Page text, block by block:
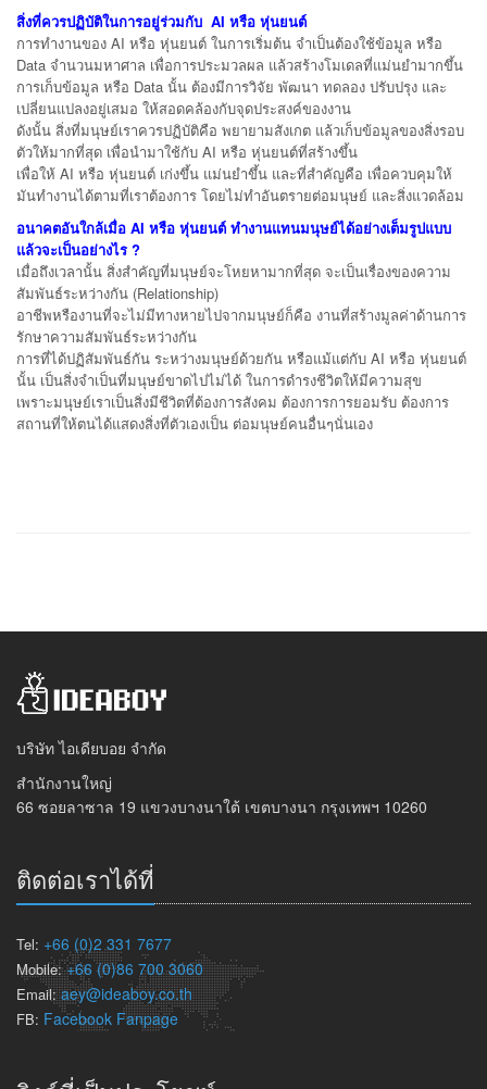
สิ่งที่ควรปฏิบัติในการอยู่ร่วมกับ AI หรือ หุ่นยนต์
การทำงานของ AI หรือ หุ่นยนต์ ในการเริ่มต้น จำเป็นต้องใช้ข้อมูล หรือ
Data จำนวนมหาศาล เพื่อการประมวลผล แล้วสร้างโมเดลที่แม่นยำมากขึ้น
การเก็บข้อมูล หรือ Data นั้น ต้องมีการวิจัย พัฒนา ทดลอง ปรับปรุง และ
เปลี่ยนแปลงอยู่เสมอ ให้สอดคล้องกับจุดประสงค์ของงาน
ดังนั้น สิ่งที่มนุษย์เราควรปฏิบัติคือ พยายามสังเกต แล้วเก็บข้อมูลของสิ่งรอบ
ตัวให้มากที่สุด เพื่อนำมาใช้กับ AI หรือ หุ่นยนต์ที่สร้างขึ้น
เพื่อให้ AI หรือ หุ่นยนต์ เก่งขึ้น แม่นยำขึ้น และที่สำคัญคือ เพื่อควบคุมให้
มันทำงานได้ตามที่เราต้องการ โดยไม่ทำอันตรายต่อมนุษย์ และสิ่งแวดล้อม
อนาคตอันใกล้เมื่อ AI หรือ หุ่นยนต์ ทำงานแทนมนุษย์ได้อย่างเต็มรูปแบบ
แล้วจะเป็นอย่างไร ?
เมื่อถึงเวลานั้น สิ่งสำคัญที่มนุษย์จะโหยหามากที่สุด จะเป็นเรื่องของความ
สัมพันธ์ระหว่างกัน (Relationship)
อาชีพหรืองานที่จะไม่มีทางหายไปจากมนุษย์ก็คือ งานที่สร้างมูลค่าด้านการ
รักษาความสัมพันธ์ระหว่างกัน
การที่ได้ปฏิสัมพันธ์กัน ระหว่างมนุษย์ด้วยกัน หรือแม้แต่กับ AI หรือ หุ่นยนต์
นั้น เป็นสิ่งจำเป็นที่มนุษย์ขาดไปไม่ได้ ในการดำรงชีวิตให้มีความสุข
เพราะมนุษย์เราเป็นสิ่งมีชีวิตที่ต้องการสังคม ต้องการการยอมรับ ต้องการ
สถานที่ให้ตนได้แสดงสิ่งที่ตัวเองเป็น ต่อมนุษย์คนอื่นๆนั่นเอง
บริษัท ไอเดียบอย จำกัด
สำนักงานใหญ่
66 ซอยลาซาล 19 แขวงบางนาใต้ เขตบางนา กรุงเทพฯ 10260
ติดต่อเราได้ที่
Tel: +66 (0)2 331 7677
Mobile:+66 (0)86 700 3060
Email:aey@ideaboy.co.th
FB: Facebook Fanpage